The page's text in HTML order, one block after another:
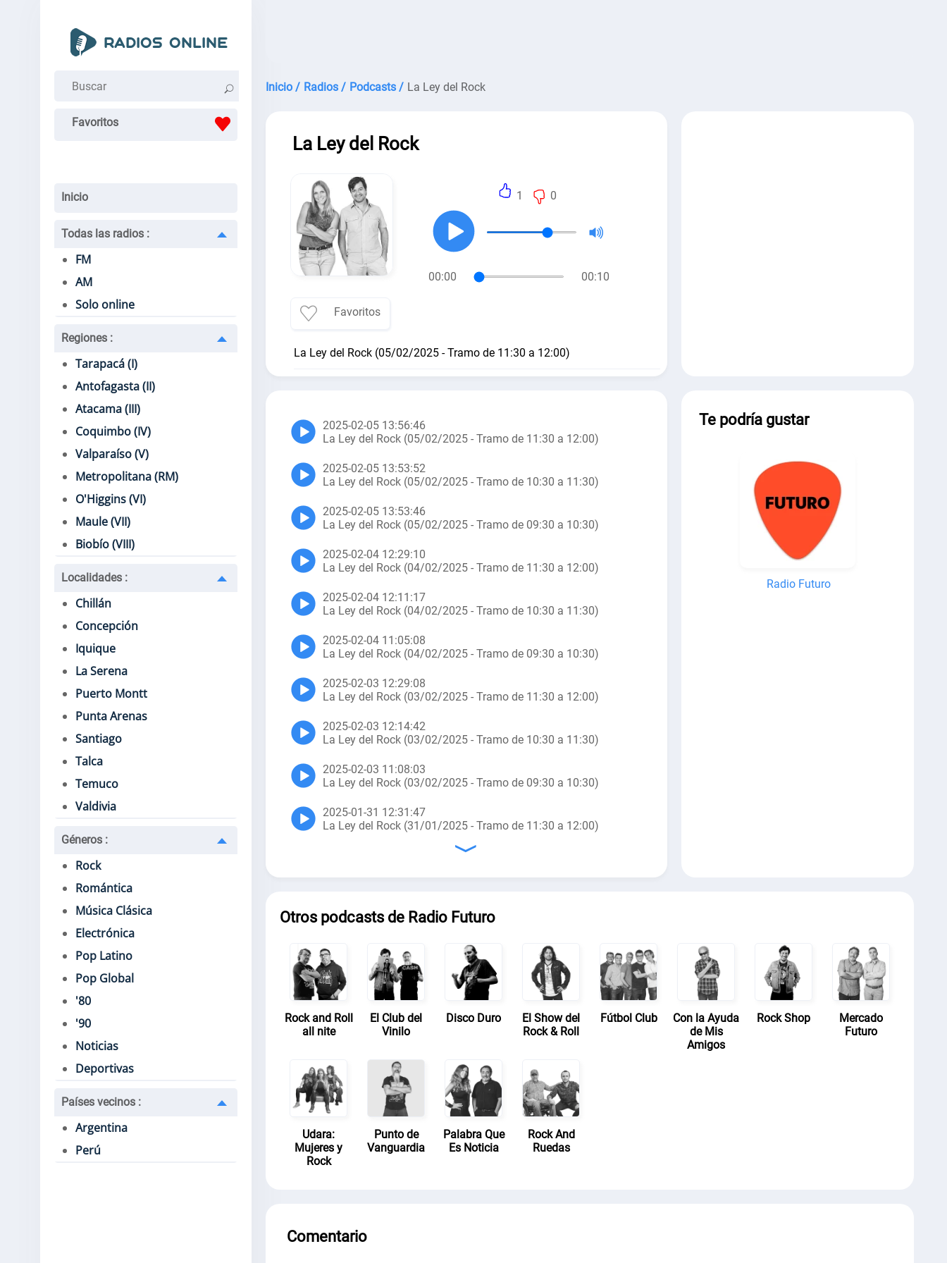
Favoritos
Inicio
Todas las radios :
FM
AM
Solo online
Regiones :
Tarapacá (I)
Antofagasta (II)
Atacama (III)
Coquimbo (IV)
Valparaíso (V)
Metropolitana (RM)
O'Higgins (VI)
Maule (VII)
Biobío (VIII)
Localidades :
Chillán
Concepción
Iquique
La Serena
Puerto Montt
Punta Arenas
Santiago
Talca
Temuco
Valdivia
Géneros :
Rock
Romántica
Música Clásica
Electrónica
Pop Latino
Pop Global
'80
'90
Noticias
Deportivas
Países vecinos :
Argentina
Perú
Inicio / Radios / Podcasts / La Ley del Rock
La Ley del Rock
1 0
00:00 00:10
Favoritos
La Ley del Rock (05/02/2025 - Tramo de 11:30 a 12:00)
2025-02-05 13:56:46
La Ley del Rock (05/02/2025 - Tramo de 11:30 a 12:00)
2025-02-05 13:53:52
La Ley del Rock (05/02/2025 - Tramo de 10:30 a 11:30)
2025-02-05 13:53:46
La Ley del Rock (05/02/2025 - Tramo de 09:30 a 10:30)
2025-02-04 12:29:10
La Ley del Rock (04/02/2025 - Tramo de 11:30 a 12:00)
2025-02-04 12:11:17
La Ley del Rock (04/02/2025 - Tramo de 10:30 a 11:30)
2025-02-04 11:05:08
La Ley del Rock (04/02/2025 - Tramo de 09:30 a 10:30)
2025-02-03 12:29:08
La Ley del Rock (03/02/2025 - Tramo de 11:30 a 12:00)
2025-02-03 12:14:42
La Ley del Rock (03/02/2025 - Tramo de 10:30 a 11:30)
2025-02-03 11:08:03
La Ley del Rock (03/02/2025 - Tramo de 09:30 a 10:30)
2025-01-31 12:31:47
La Ley del Rock (31/01/2025 - Tramo de 11:30 a 12:00)
〉
Te podría gustar
Radio Futuro
Otros podcasts de Radio Futuro
Rock and Roll
all nite
El Club del
Vinilo
Disco Duro
El Show del
Rock & Roll
Fútbol Club
Con la Ayuda
de Mis
Amigos
Rock Shop
Mercado
Futuro
Udara:
Mujeres y
Rock
Punto de
Vanguardia
Palabra Que
Es Noticia
Rock And
Ruedas
Comentario